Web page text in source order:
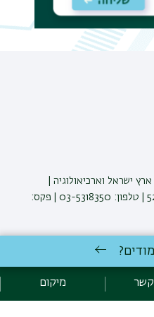
ישראל וארכיאולוגיה |
אוניברסיטת בר אילן רמת גן 5290002 | טלפון: 03-5318350 | פקס:
קשר מיקום